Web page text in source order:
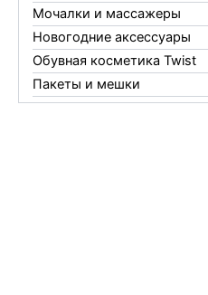
Мочалки и массажеры
Новогодние аксессуары
Обувная косметика Twist
Пакеты и мешки
Перчатки